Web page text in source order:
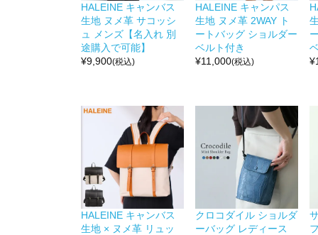
HALEINE キャンバス
生地 ヌメ革 サコッシ
ュ メンズ【名入れ 別
途購入で可能】
¥9,900(税込)
HALEINE キャンパス
生地 ヌメ革 2WAY ト
ートバッグ ショルダー
ベルト付き
¥11,000(税込)
¥
HALEINE キャンバス
生地 × ヌメ革 リュッ
クロコダイル ショルダ
ーバッグ レディース